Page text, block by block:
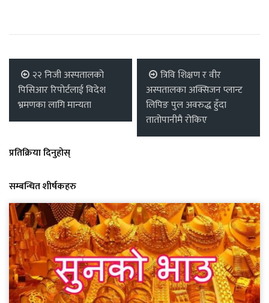
२२ निजी अस्पतालको
पिसिआर रिपोर्टलाई विदेश
भ्रमणका लागि मान्यता
त्रिवि शिक्षण र वीर
अस्पतालका अक्सिजन प्लान्ट
लिपिङ पुल अवरुद्ध हुँदा
तातोपानीमै रोकिए
प्रतिक्रिया दिनुहोस्
सम्बन्धित शीर्षकहरु